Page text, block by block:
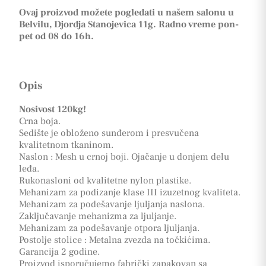
Ovaj proizvod možete pogledati u našem salonu u
Belvilu, Djordja Stanojevica 11g. Radno vreme pon-
pet od 08 do 16h.
Opis
Nosivost 120kg!
Crna boja.
Sedište je obloženo sunđerom i presvučena
kvalitetnom tkaninom.
Naslon : Mesh u crnoj boji. Ojačanje u donjem delu
leđa.
Rukonasloni od kvalitetne nylon plastike.
Mehanizam za podizanje klase III izuzetnog kvaliteta.
Mehanizam za podešavanje ljuljanja naslona.
Zaključavanje mehanizma za ljuljanje.
Mehanizam za podešavanje otpora ljuljanja.
Postolje stolice : Metalna zvezda na točkićima.
Garancija 2 godine.